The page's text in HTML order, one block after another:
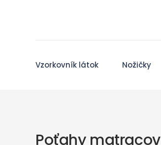
Vzorkovník látok Nožičky
Poťahy matracov